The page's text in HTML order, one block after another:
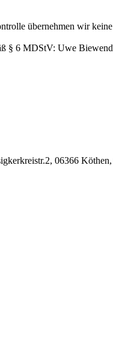
übernehmen wir
§ 6 MDStV: Uwe
06366